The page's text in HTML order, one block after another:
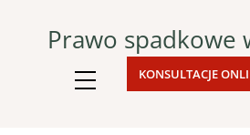
Prawo spadkowe
Menu KONSULTACJE